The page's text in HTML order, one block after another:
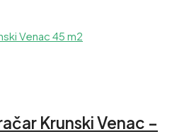
Krunski Venac –